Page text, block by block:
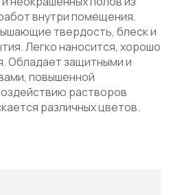
внутри помещения.
твердость, блеск и
Легко наносится, хорошо
Обладает защитными и
повышенной
растворов
различных цветов.